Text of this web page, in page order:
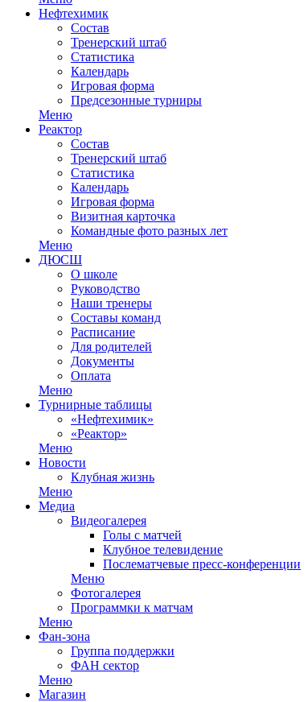
Нефтехимик
Состав
Тренерский штаб
Статистика
Календарь
Игровая форма
Предсезонные турниры
Меню
Реактор
Состав
Тренерский штаб
Статистика
Календарь
Игровая форма
Визитная карточка
Командные фото разных лет
Меню
ДЮСШ
О школе
Руководство
Наши тренеры
Составы команд
Расписание
Для родителей
Документы
Оплата
Меню
Турнирные таблицы
«Нефтехимик»
«Реактор»
Меню
Новости
Клубная жизнь
Меню
Медиа
Видеогалерея
Голы с матчей
Клубное телевидение
Послематчевые пресс-конференции
Меню
Фотогалерея
Программки к матчам
Меню
Фан-зона
Группа поддержки
ФАН сектор
Меню
Магазин